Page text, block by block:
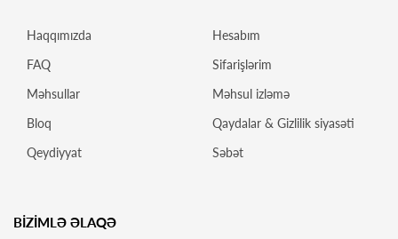
Haqqımızda
FAQ
Məhsullar
Bloq
Qeydiyyat
Hesabım
Sifarişlərim
Məhsul izləmə
Qaydalar & Gizlilik siyasəti
Səbət
BİZİMLƏ ƏLAQƏ